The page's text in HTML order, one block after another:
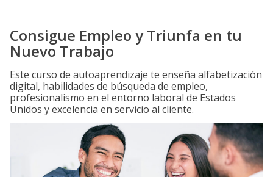
Consigue Empleo y Triunfa en tu
Nuevo Trabajo
Este curso de autoaprendizaje te enseña alfabetización
digital, habilidades de búsqueda de empleo,
profesionalismo en el entorno laboral de Estados
Unidos y excelencia en servicio al cliente.